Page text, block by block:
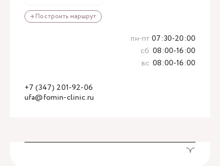
→ Построить маршрут
ufa@fomin-clinic.ru
+7 (347) 201-92-06
пн-пт 07:30-20:00
сб 08:00-16:00
вс 08:00-16:00